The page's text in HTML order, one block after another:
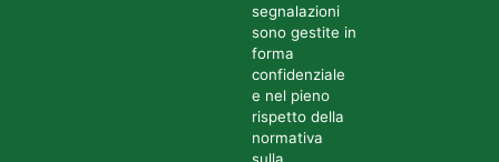
segnalazioni
sono gestite in
forma
confidenziale
e nel pieno
rispetto della
normativa